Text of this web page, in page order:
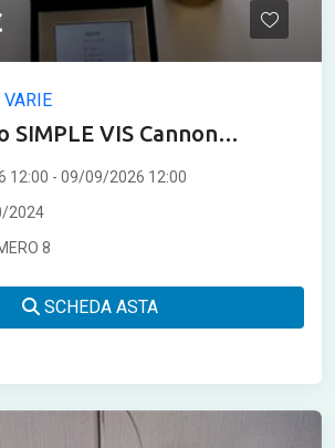
VARIE
SIMPLE VIS Cannon
12:00 - 09/09/2026 12:00
2024
8
SCHEDA ASTA